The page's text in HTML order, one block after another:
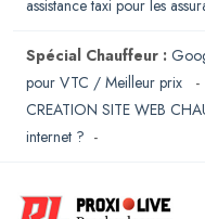
assistance taxi pour les
Spécial Chauffeur :
pour VTC / Meilleur prix
-
CREATION SITE WEB
internet ? -